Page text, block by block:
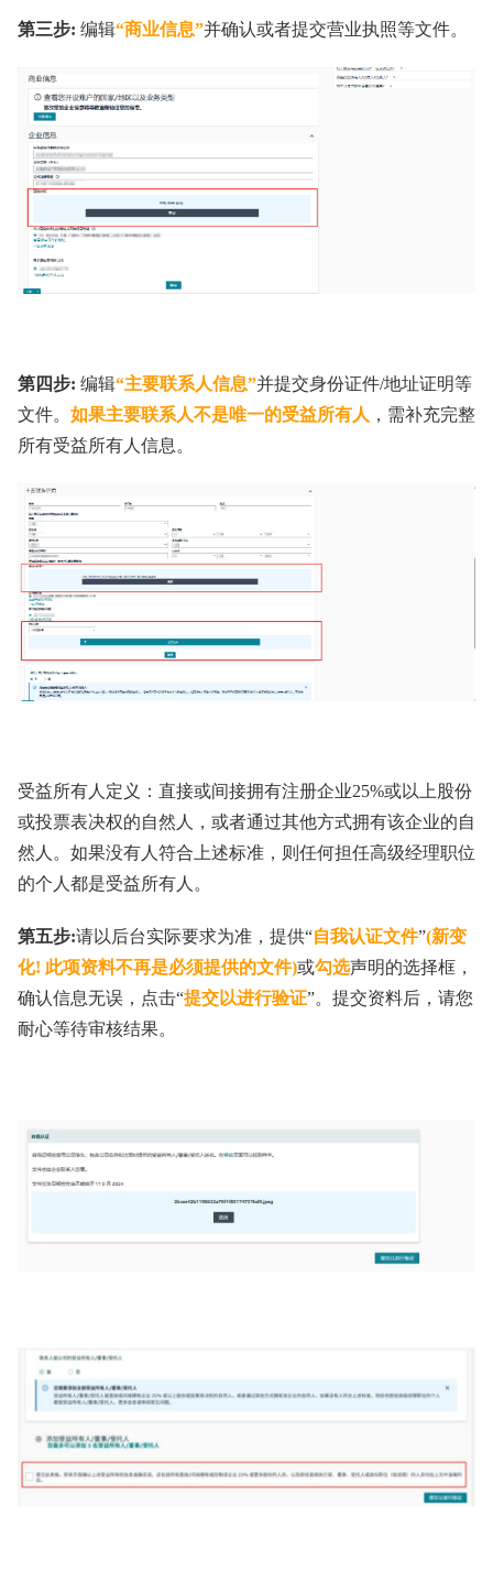
第三步: 编辑“商业信息”并确认或者提交营业执照等文件。
第四步: 编辑“主要联系人信息”并提交身份证件/地址证明等
文件。 如果主要联系人不是唯一的受益所有人 ，需补充完整
所有受益所有人信息。
受益所有人定义：直接或间接拥有注册企业25%或以上股份
或投票表决权的自然人，或者通过其他方式拥有该企业的自
然人。如果没有人符合上述标准，则任何担任高级经理职位
的个人都是受益所有人。
第五步:请以后台实际要求为准，提供“自我认证文件”(新变
化! 此项资料不再是必须提供的文件)或勾选声明的选择框，
确认信息无误，点击“提交以进行验证”。提交资料后，请您
耐心等待审核结果。